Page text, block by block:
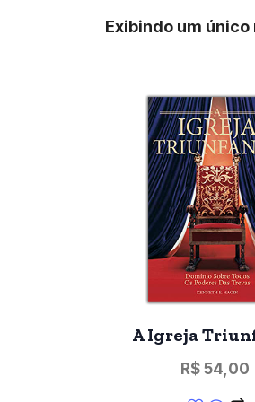
Exibindo um
A Igreja
R$54,00